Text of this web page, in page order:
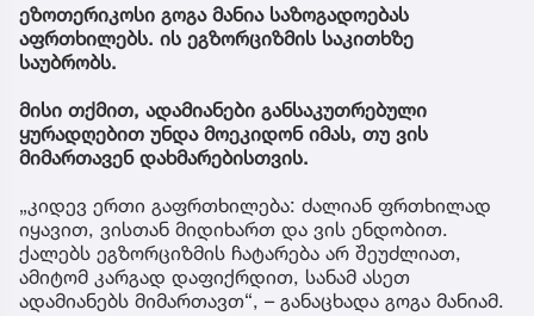
ეზოთერიკოსი გოგა მანია საზოგადოებას
აფრთხილებს. ის ეგზორციზმის საკითხზე
საუბრობს.
მისი თქმით, ადამიანები განსაკუთრებული
ყურადღებით უნდა მოეკიდონ იმას, თუ ვის
მიმართავენ დახმარებისთვის.
„კიდევ ერთი გაფრთხილება: ძალიან ფრთხილად
იყავით, ვისთან მიდიხართ და ვის ენდობით.
ქალებს ეგზორციზმის ჩატარება არ შეუძლიათ,
ამიტომ კარგად დაფიქრდით, სანამ ასეთ
ადამიანებს მიმართავთ“, – განაცხადა გოგა მანიამ.